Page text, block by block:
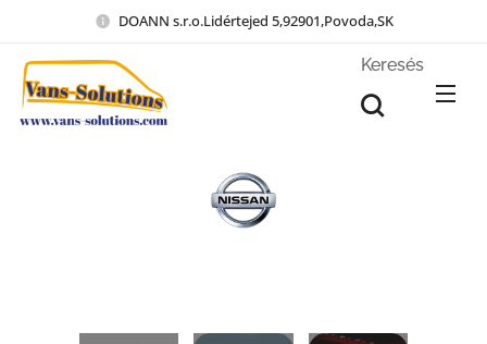
DOANN s.r.o.Lidértejed 5,92901,Povoda,SK
Keresés